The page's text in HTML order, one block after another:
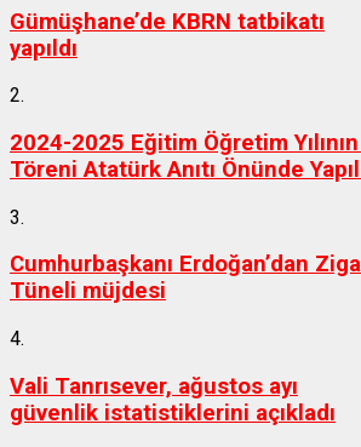
Gümüşhane’de KBRN tatbikatı
yapıldı
2.
2024-2025 Eğitim Öğretim
Töreni Atatürk Anıtı Önünde
3.
Cumhurbaşkanı Erdoğan’dan
Tüneli müjdesi
4.
Vali Tanrısever, ağustos ayı
güvenlik istatistiklerini açıkladı